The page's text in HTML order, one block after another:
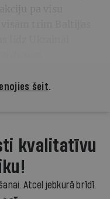
šeit.
kvalitatīvu
Atcel jebkurā brīdī.